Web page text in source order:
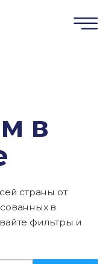
в
страны от
в
фильтры и